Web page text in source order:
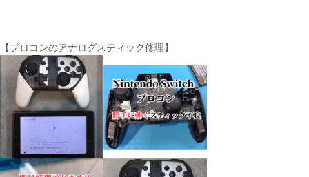
【プロコンのアナログスティック修理】